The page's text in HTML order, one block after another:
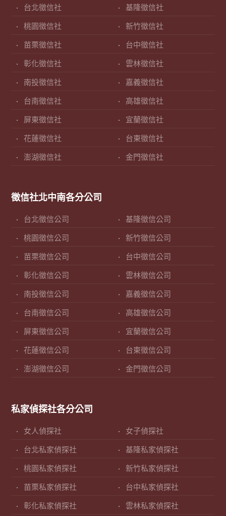
台北徵信社 基隆徵信社
桃園徵信社 新竹徵信社
苗栗徵信社 台中徵信社
彰化徵信社 雲林徵信社
南投徵信社 嘉義徵信社
台南徵信社 高雄徵信社
屏東徵信社 宜蘭徵信社
花蓮徵信社 台東徵信社
澎湖徵信社 金門徵信社
徵信社北中南各分公司
台北徵信公司 基隆徵信公司
桃園徵信公司 新竹徵信公司
苗栗徵信公司 台中徵信公司
彰化徵信公司 雲林徵信公司
南投徵信公司 嘉義徵信公司
台南徵信公司 高雄徵信公司
屏東徵信公司 宜蘭徵信公司
花蓮徵信公司 台東徵信公司
澎湖徵信公司 金門徵信公司
私家偵探社各分公司
女人偵探社 女子偵探社
台北私家偵探社 基隆私家偵探社
桃園私家偵探社 新竹私家偵探社
苗栗私家偵探社 台中私家偵探社
彰化私家偵探社 雲林私家偵探社